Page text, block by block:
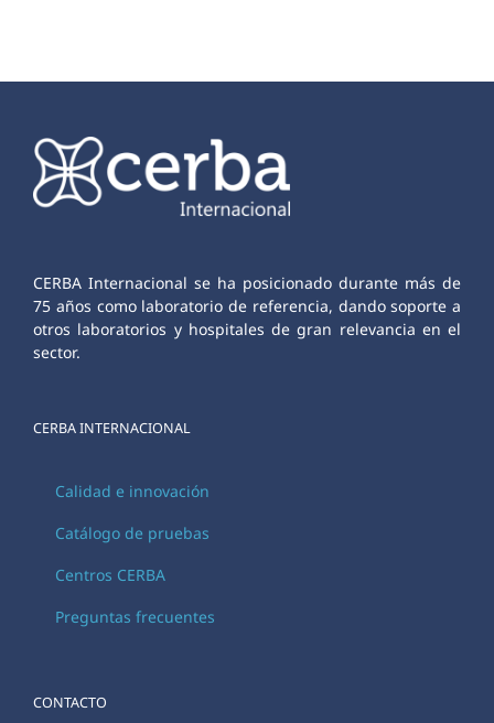
CERBA Internacional se ha posicionado durante más de
75 años como laboratorio de referencia, dando soporte a
otros laboratorios y hospitales de gran relevancia en el
sector.
CERBA INTERNACIONAL
Calidad e innovación
Catálogo de pruebas
Centros CERBA
Preguntas frecuentes
CONTACTO